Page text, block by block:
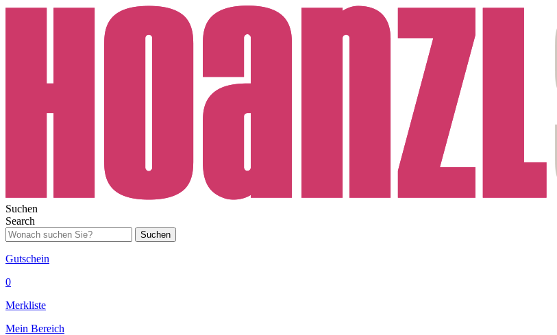
Suchen
Search
Suchen
Gutschein
0
Merkliste
Mein Bereich